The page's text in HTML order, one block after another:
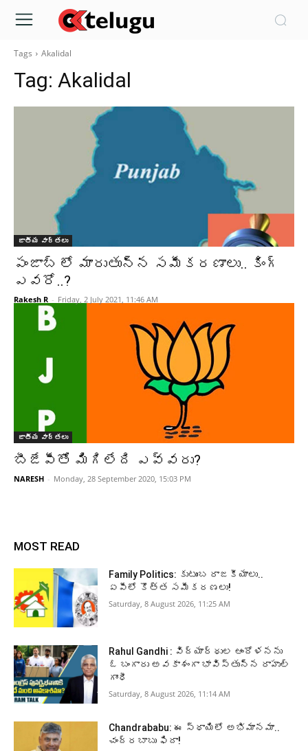
Tags Akalidal
Tag: Akalidal
జాతీయ వార్తలు
పంజాబ్ లో మారుతున్న సమీకరణాలు.. కింగ్
ఎవ‌రో..?
Rakesh R - Friday, 2 July 2021, 11:46 AM
జాతీయ వార్తలు
బీజేపీతో మిగిలేది ఎవ్వరు?
NARESH - Monday, 28 September 2020, 15:03 PM
MOST READ
Family Politics: కుటుంబ రాజకీయాలు..
ఏపీలో కొత్త సమీకరణలు!
Saturday, 8 August 2026, 11:25 AM
Rahul Gandhi : విద్యార్థుల ఆందోళనను
ఓ బంగారు అవకాశంగా భావిస్తున్న రాహుల్
గాంధీ
Saturday, 8 August 2026, 11:14 AM
Chandrababu: ఈ స్థాయిలో అభిమానమా..
చంద్రబాబు ఫిదా!